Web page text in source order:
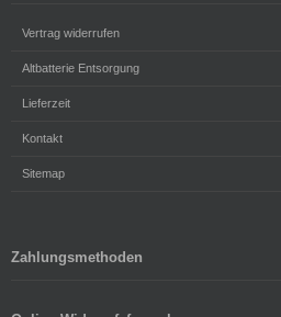
Vertrag widerrufen
Altbatterie Entsorgung
Lieferzeit
Kontakt
Sitemap
Zahlungsmethoden